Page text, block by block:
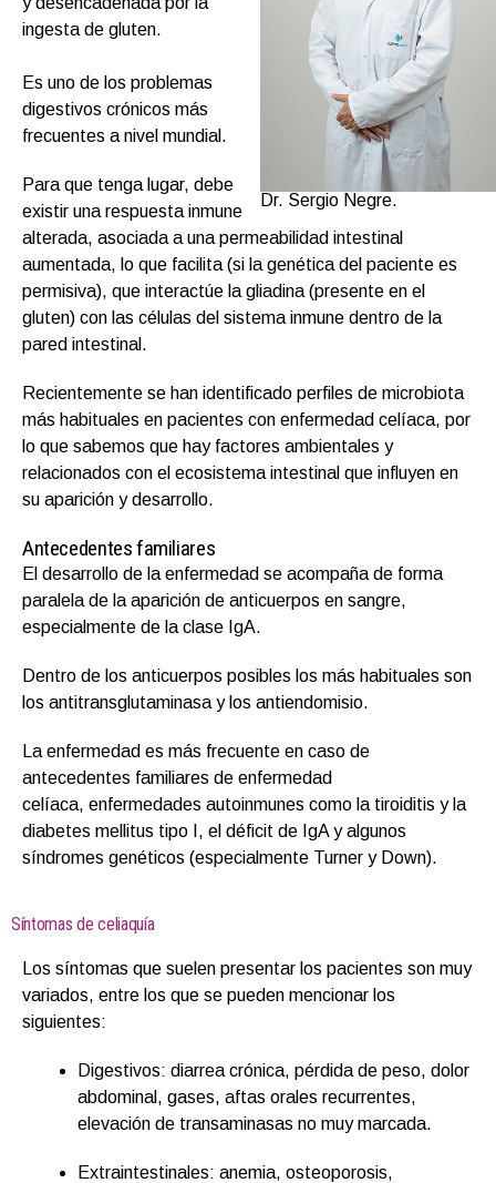
Dr. Sergio Negre.
ingesta de gluten.
Es uno de los problemas
digestivos crónicos más
frecuentes a nivel mundial.
Para que tenga lugar, debe
existir una respuesta inmune
alterada, asociada a una permeabilidad intestinal
aumentada, lo que facilita (si la genética del paciente es
permisiva), que interactúe la gliadina (presente en el
gluten) con las células del sistema inmune dentro de la
pared intestinal.
Recientemente se han identificado perfiles de microbiota
más habituales en pacientes con enfermedad celíaca, por
lo que sabemos que hay factores ambientales y
relacionados con el ecosistema intestinal que influyen en
su aparición y desarrollo.
Antecedentes familiares
El desarrollo de la enfermedad se acompaña de forma
paralela de la aparición de anticuerpos en sangre,
especialmente de la clase IgA.
Dentro de los anticuerpos posibles los más habituales son
los antitransglutaminasa y los antiendomisio.
La enfermedad es más frecuente en caso de
antecedentes familiares de enfermedad
celíaca, enfermedades autoinmunes como la tiroiditis y la
diabetes mellitus tipo I, el déficit de IgA y algunos
síndromes genéticos (especialmente Turner y Down).
Síntomas de celiaquía
Los síntomas que suelen presentar los pacientes son muy
variados, entre los que se pueden mencionar los
siguientes:
Digestivos: diarrea crónica, pérdida de peso, dolor
abdominal, gases, aftas orales recurrentes,
elevación de transaminasas no muy marcada.
Extraintestinales: anemia, osteoporosis,